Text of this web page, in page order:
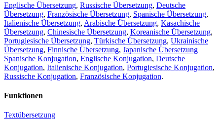
Englische Übersetzung, Russische Übersetzung, Deutsche
Übersetzung, Französische Übersetzung, Spanische Übersetzung,
Italienische Übersetzung, Arabische Übersetzung, Kasachische
Übersetzung, Chinesische Übersetzung, Koreanische Übersetzung,
Portugiesische Übersetzung, Türkische Übersetzung, Ukrainische
Übersetzung, Finnische Übersetzung, Japanische Übersetzung
Spanische Konjugation, Englische Konjugation, Deutsche
Konjugation, Italienische Konjugation, Portugiesische Konjugation,
Russische Konjugation, Französische Konjugation.
Funktionen
Textübersetzung